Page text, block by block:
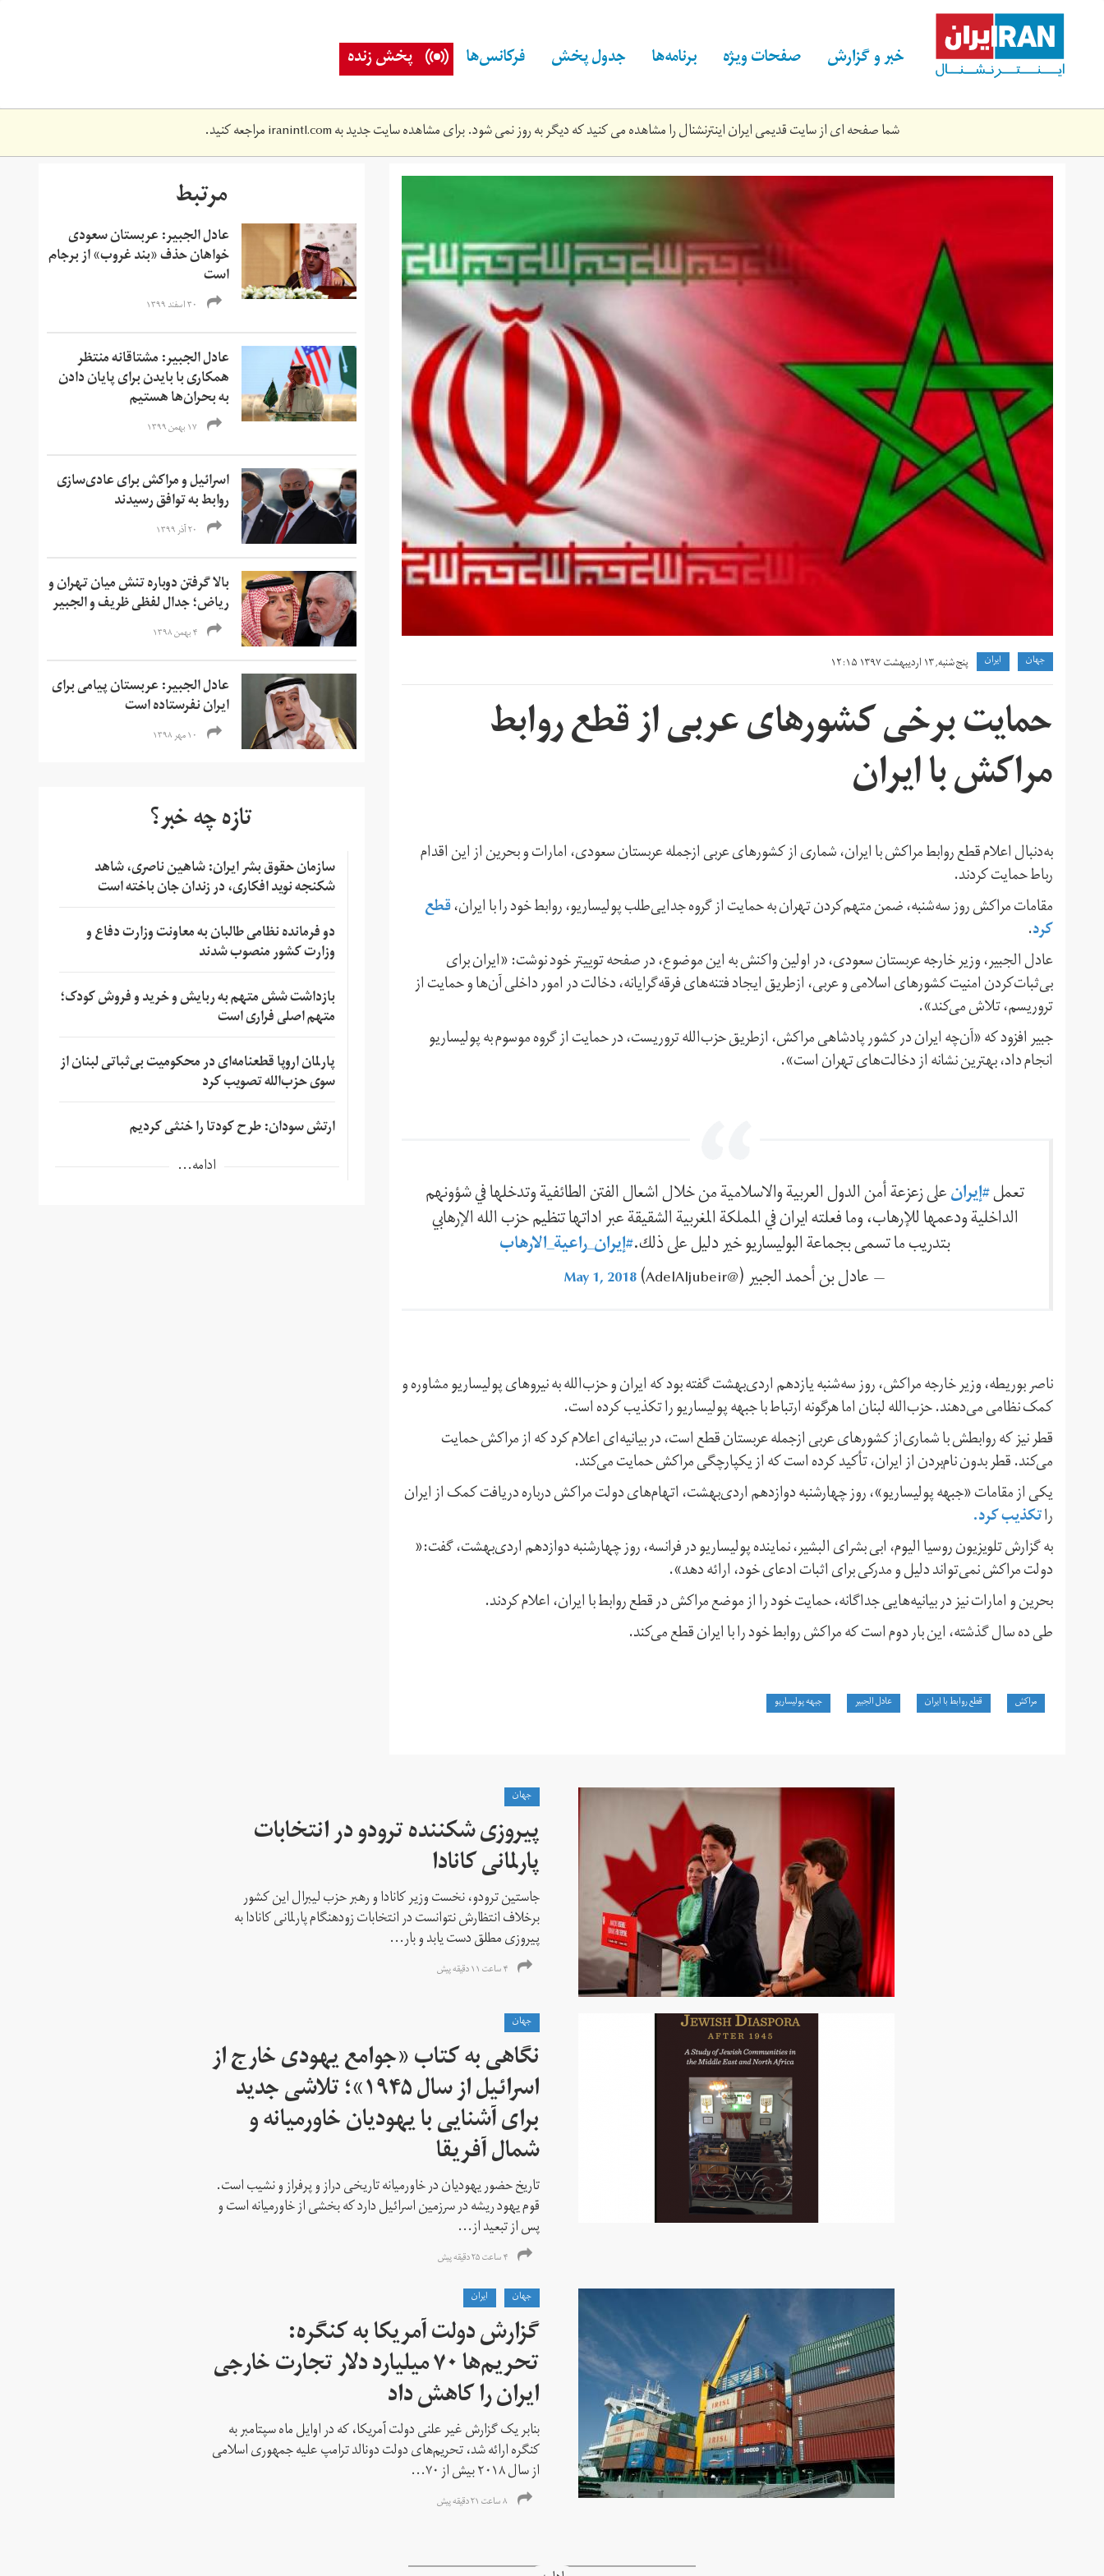
content خبر و گزارش صفحات ویژه برنامه‌ها جدول پخش فرکانس‌ها پخش زنده
شما صفحه ای از سایت قدیمی ایران اینترنشنال را مشاهده می کنید که دیگر به روز نمی شود. برای مشاهده سایت جدید بهiranintl.comمراجعه کنید.
bb657775-
a6b0-
061d5b7863ce_16x9_600x338-
1000x550-
c_0.jpg
جهان ايران پنج شنبه, ۱۳ اردیبهشت ۱۳۹۷ ۱۲:۱۵
حمایت برخی کشورهای عربی از قطع روابط
مراکش با ایران
به‌دنبال اعلام قطع روابط مراکش با ایران، شماری از کشورهای عربی ازجمله عربستان سعودی، امارات و بحرین از این اقدام
رباط حمایت کردند.
مقامات مراکش روز سه‌شنبه، ضمن متهم‌کردن تهران به حمایت از گروه جدایی‌طلب پولیساریو، روابط خود را با ایران،قطع
کرد.
عادل الجبیر، وزیر خارجه عربستان سعودی، در اولین واکنش به این موضوع، در صفحه توییتر خود نوشت: «ایران برای
بی‌ثبات‌کردن امنیت کشورهای اسلامی و عربی، از‌طریق ایجاد فتنه‌های فرقه‌گرایانه، دخالت در امور داخلی آن‌ها و حمایت از
تروریسم، تلاش می‌کند».
جبیر افزود که «آن‌چه ایران در کشور پادشاهی مراکش، ازطریق حزب‌الله تروریست، در حمایت از گروه موسوم به پولیساریو
انجام داد، بهترین نشانه از دخالت‌های تهران است».
تعمل#إيرانعلى زعزعة أمن الدول العربية والاسلامية من خلال اشعال الفتن الطائفية وتدخلها في شؤونهم
الداخلية ودعمها للإرهاب، وما فعلته ايران في المملكة المغربية الشقيقة عبر اداتها تنظيم حزب الله الإرهابي
بتدريب ما تسمى بجماعة البوليساريو خير دليل على ذلك.#إيران_راعية_الارهاب
— عادل بن أحمد الجبير (@AdelAljubeir)
May 1, 2018
ناصر بوریطه، وزیر خارجه مراکش، روز سه‌شنبه یازدهم اردی‌بهشت گفته بود که ایران و حزب‌الله به نیروهای پولیساریو مشاوره و
کمک نظامی می‌دهند. حزب‌الله لبنان اما هر‌گونه ارتباط با جبهه پولیساریو را تکذیب کرده است.
قطر نیز که روابطش با شماری‌از کشورهای عربی ازجمله عربستان قطع است، در بیانیه‌ای اعلام کرد که از مراکش حمایت
می‌کند. قطر بدون نام‌بردن از ایران، تأکید کرده است که از یکپارچگی مراکش حمایت می‌کند.
یکی از مقامات «جبهه پولیساریو»، روز چهارشنبه دوازدهم اردی‌بهشت، اتهام‌های دولت مراکش درباره دریافت کمک از ایران
راتکذیب کرد.
به گزارش تلویزیون روسیا الیوم، ابی بشرای البشیر، نماینده پولیساریو در فرانسه، روز چهارشنبه دوازدهم اردی‌بهشت، گفت:«
دولت مراکش نمی‌تواند دلیل و مدرکی برای اثبات ادعای خود، ارائه دهد».
بحرین و امارات نیز در بیانیه‌هایی جداگانه، حمایت خود را از موضع مراکش در قطع روابط با ایران، اعلام کردند.
طی ده سال گذشته، این بار دوم است که مراکش روابط خود را با ایران قطع می‌کند.
مراکش قطع روابط با ایران عادل الجبیر جبهه پولیساریو
مرتبط
عادل الجبیر: عربستان سعودی
خواهان حذف «بند غروب» از برجام
است
۳۰ اسفند ۱۳۹۹
عادل الجبیر: مشتاقانه منتظر
همکاری با بایدن برای پایان دادن
به بحران‌ها هستیم
۱۷ بهمن ۱۳۹۹
اسرائیل و مراکش برای عادی‌سازی
روابط به توافق رسیدند
۲۰ آذر ۱۳۹۹
بالا گرفتن دوباره تنش میان تهران و
ریاض؛ جدال لفظی ظریف و الجبیر
۴ بهمن ۱۳۹۸
عادل الجبیر: عربستان پیامی برای
ایران نفرستاده است
۱۰ مهر ۱۳۹۸
تازه چه خبر؟
سازمان حقوق بشر ایران: شاهین ناصری، شاهد
شکنجه نوید افکاری، در زندان جان باخته است
دو فرمانده نظامی طالبان به معاونت وزارت دفاع و
وزارت کشور منصوب شدند
بازداشت شش متهم به ربایش و خرید و فروش کودک؛
متهم اصلی فراری است
پارلمان اروپا قطعنامه‌ای در محکومیت بی‌ثباتی لبنان از
سوی حزب‌الله تصویب کرد
ارتش سودان: طرح کودتا را خنثی کردیم
ادامه...
جهان
پیروزی شکننده ترودو در انتخابات
پارلمانی کانادا
جاستین ترودو، نخست وزیر کانادا و رهبر حزب لیبرال این کشور
برخلاف انتظارش نتوانست در انتخابات زود‌هنگام پارلمانی کانادا به
پیروزی مطلق دست یابد و بار...
۴ ساعت ۱۱ دقیقه پیش
جهان
نگاهی به کتاب «جوامع یهودی خارج از
اسرائیل از سال ۱۹۴۵»؛ تلاشی جدید
برای آشنایی با یهودیان خاورمیانه و
شمال آفریقا
تاریخ حضور یهودیان در خاورمیانه تاریخی دراز و پرفراز و نشیب است.
قوم یهود ریشه در سرزمین اسرائیل دارد که بخشی از خاورمیانه است و
پس از تبعید از...
۴ ساعت ۲۵ دقیقه پیش
جهان
ايران
گزارش دولت آمریکا به کنگره:
تحریم‌ها ۷۰ میلیارد دلار تجارت خارجی
ایران را کاهش داد
بنابر یک گزارش غیر علنی دولت آمریکا، که در اوایل ماه سپتامبر به
کنگره ارائه شد، تحریم‌های دولت دونالد ترامپ علیه جمهوری اسلامی
از سال ۲۰۱۸ بیش از ۷۰...
۸ ساعت ۲۱ دقیقه پیش